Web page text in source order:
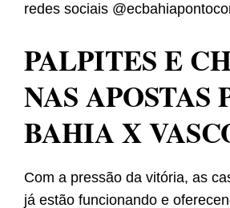
redes sociais
PALPITES E
NAS APOSTAS
BAHIA X
Com a pressão da vitória, as
já estão funcionando e